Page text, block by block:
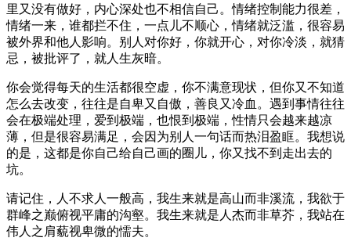
里又没有做好，内心深处也不相信自己。情绪控制能力很差，
情绪一来，谁都拦不住，一点儿不顺心，情绪就泛滥，很容易
被外界和他人影响。别人对你好，你就开心，对你冷淡，就猜
忌，被批评了，就人生灰暗。
你会觉得每天的生活都很空虚，你不满意现状，但你又不知道
怎么去改变，往往是自卑又自傲，善良又冷血。遇到事情往往
会在极端处理，爱到极端，也恨到极端，性情只会越来越凉
薄，但是很容易满足，会因为别人一句话而热泪盈眶。我想说
的是，这都是你自己给自己画的圈儿，你又找不到走出去的
坑。
请记住，人不求人一般高，我生来就是高山而非溪流，我欲于
群峰之巅俯视平庸的沟壑。我生来就是人杰而非草芥，我站在
伟人之肩藐视卑微的懦夫。